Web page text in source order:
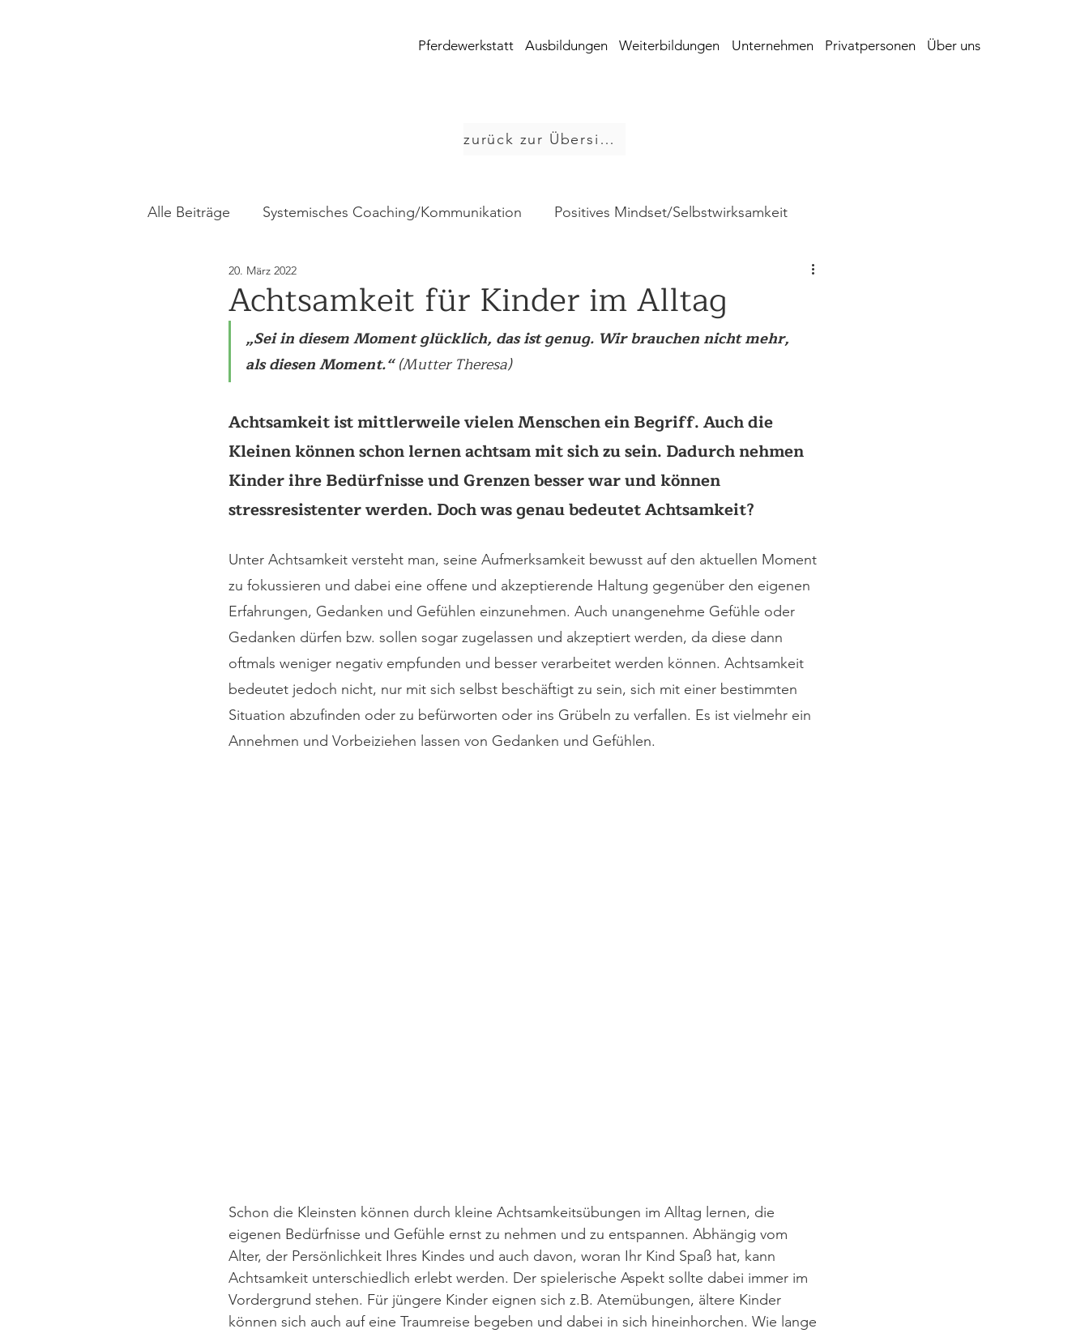
Pferdewerkstatt Ausbildungen Weiterbildungen Unternehmen Privatpersonen Über uns
zurück zur Übersicht
Alle Beiträge Systemisches Coaching/Kommunikation Positives Mindset/Selbstwirksamkeit
Pferdegestütztes Coaching Bautagebuch
Gewaltprävention
Achtsamkeit für Kinder im Alltag
20. März 2022
„Sei in diesem Moment glücklich, das ist genug. Wir brauchen nicht mehr,
als diesen Moment.“ (Mutter Theresa)
Achtsamkeit ist mittlerweile vielen Menschen ein Begriff. Auch die
Kleinen können schon lernen achtsam mit sich zu sein. Dadurch nehmen
Kinder ihre Bedürfnisse und Grenzen besser war und können
stressresistenter werden. Doch was genau bedeutet Achtsamkeit?
Unter Achtsamkeit versteht man, seine Aufmerksamkeit bewusst auf den aktuellen Moment
zu fokussieren und dabei eine offene und akzeptierende Haltung gegenüber den eigenen
Erfahrungen, Gedanken und Gefühlen einzunehmen. Auch unangenehme Gefühle oder
Gedanken dürfen bzw. sollen sogar zugelassen und akzeptiert werden, da diese dann
oftmals weniger negativ empfunden und besser verarbeitet werden können. Achtsamkeit
bedeutet jedoch nicht, nur mit sich selbst beschäftigt zu sein, sich mit einer bestimmten
Situation abzufinden oder zu befürworten oder ins Grübeln zu verfallen. Es ist vielmehr ein
Annehmen und Vorbeiziehen lassen von Gedanken und Gefühlen.
Schon die Kleinsten können durch kleine Achtsamkeitsübungen im Alltag lernen, die
eigenen Bedürfnisse und Gefühle ernst zu nehmen und zu entspannen. Abhängig vom
Alter, der Persönlichkeit Ihres Kindes und auch davon, woran Ihr Kind Spaß hat, kann
Achtsamkeit unterschiedlich erlebt werden. Der spielerische Aspekt sollte dabei immer im
Vordergrund stehen. Für jüngere Kinder eignen sich z.B. Atemübungen, ältere Kinder
können sich auch auf eine Traumreise begeben und dabei in sich hineinhorchen. Wie lange